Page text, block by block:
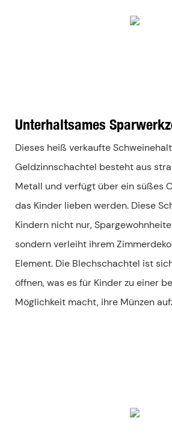
Unterhaltsames
Dieses heiß verkaufte
Geldzinnschachtel besteht aus
Metall und verfügt über ein süßes
das Kinder lieben werden. Diese
Kindern nicht nur,
sondern verleiht ihrem
Element. Die Blechschachtel ist
öffnen, was es für Kinder zu einer
Möglichkeit macht, ihre Münzen